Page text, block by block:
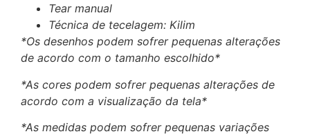
Tear manual
Técnica de tecelagem: Kilim
*Os desenhos podem sofrer pequenas alterações
de acordo com o tamanho escolhido*
*As cores podem sofrer pequenas alterações de
acordo com a visualização da tela*
*As medidas podem sofrer pequenas variações